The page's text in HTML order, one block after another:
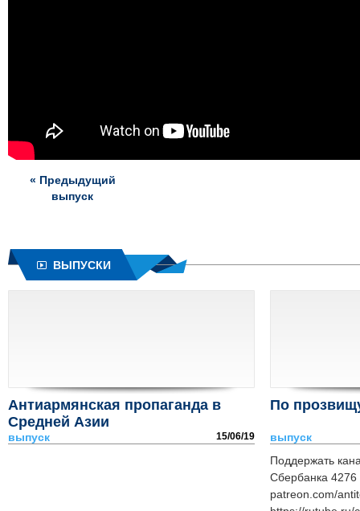
« Предыдущий
выпуск
ВЫПУСКИ
Антиармянская пропаганда в
Средней Азии
выпуск 15/06/19
По
выпуск
Поддержать
Сбербанка
patreon.com/